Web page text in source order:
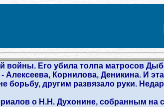
войны. Его убила толпа матросов
Алексеева, Корнилова, Деникина. И
борьбу, другим развязало руки.
о Н.Н. Духонине, собранным на